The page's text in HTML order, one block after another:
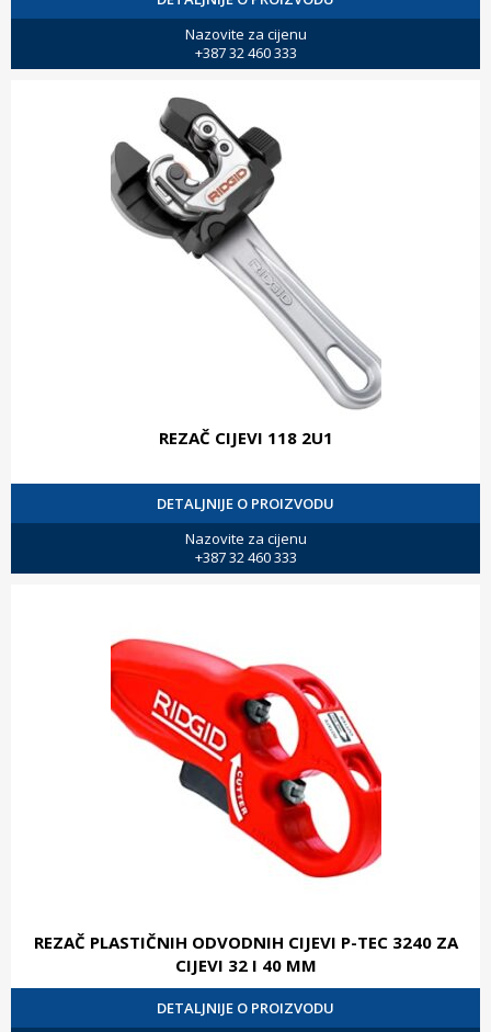
Nazovite za cijenu
+387 32 460 333
REZAČ CIJEVI 118 2U1
DETALJNIJE O PROIZVODU
Nazovite za cijenu
+387 32 460 333
REZAČ PLASTIČNIH ODVODNIH CIJEVI P-TEC 3240 ZA
CIJEVI 32 I 40 MM
DETALJNIJE O PROIZVODU